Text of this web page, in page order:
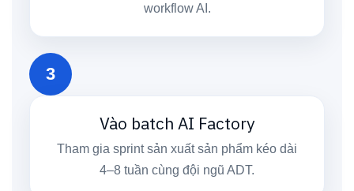
workflow AI.
3
Vào batch AI Factory
Tham gia sprint sản xuất sản phẩm kéo dài
4–8 tuần cùng đội ngũ ADT.